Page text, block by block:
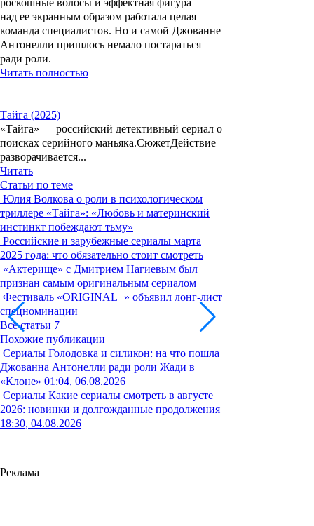
роскошные волосы и эффектная фигура —
над ее экранным образом работала целая
команда специалистов. Но и самой Джованне
Антонелли пришлось немало постараться
ради роли.
Читать полностью
Тайга (2025)
«Тайга» — российский детективный сериал о
поисках серийного маньяка.СюжетДействие
разворачивается...
Читать
Статьи по теме
Юлия Волкова о роли в психологическом
триллере «Тайга»: «Любовь и материнский
инстинкт побеждают тьму»
Российские и зарубежные сериалы марта
2025 года: что обязательно стоит смотреть
«Актерище» с Дмитрием Нагиевым был
признан самым оригинальным сериалом
Фестиваль «ORIGINAL+» объявил лонг-лист
спецноминации
Все статьи 7
Похожие публикации
Сериалы Голодовка и силикон: на что пошла
Джованна Антонелли ради роли Жади в
«Клоне» 01:04, 06.08.2026
Сериалы Какие сериалы смотреть в августе
2026: новинки и долгожданные продолжения
18:30, 04.08.2026
Реклама